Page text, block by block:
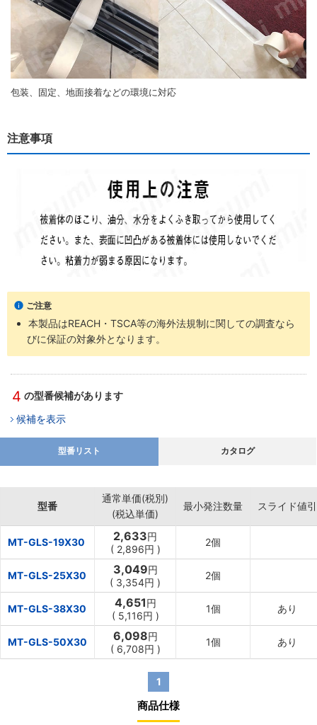
包装、固定、地面接着などの環境に対応
注意事項
ご注意
本製品はREACH・TSCA等の海外法規制に関しての調査なら
びに保証の対象外となります。
4 の型番候補があります
候補を表示
型番リスト カタログ
型番
通常単価(税別)
(税込単価)
最小発注数量 スライド値引
MT-GLS-19X30 2,633円
( 2,896円 )
2個
MT-GLS-25X30 3,049円
( 3,354円 )
2個
MT-GLS-38X30 4,651円
( 5,116円 )
1個 あり
MT-GLS-50X30 6,098円
( 6,708円 )
1個 あり
1
商品仕様